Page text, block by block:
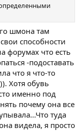
шмона там
способности
форумах что есть
-подоставать
что я что-то
Хотя обувь
именно под
почему она все
туда
видела, я просто